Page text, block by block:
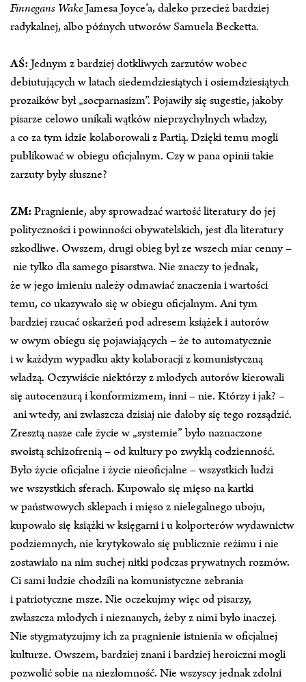
Finnegans WakeJamesa Joyce’a, daleko przecież bardziej
radykalnej, albo późnych utworów Samuela Becketta.
AŚ: Jednym z bardziej dotkliwych zarzutów wobec
debiutujących w latach siedemdziesiątych i osiemdziesiątych
prozaików był „socparnasizm”. Pojawiły się sugestie, jakoby
pisarze celowo unikali wątków nieprzychylnych władzy,
a co za tym idzie kolaborowali z Partią. Dzięki temu mogli
publikować w obiegu oficjalnym. Czy w pana opinii takie
zarzuty były słuszne?
ZM: Pragnienie, aby sprowadzać wartość literatury do jej
polityczności i powinności obywatelskich, jest dla literatury
szkodliwe. Owszem, drugi obieg był ze wszech miar cenny –
nie tylko dla samego pisarstwa. Nie znaczy to jednak,
że w jego imieniu należy odmawiać znaczenia i wartości
temu, co ukazywało się w obiegu oficjalnym. Ani tym
bardziej rzucać oskarżeń pod adresem książek i autorów
w owym obiegu się pojawiających – że to automatycznie
i w każdym wypadku akty kolaboracji z komunistyczną
władzą. Oczywiście niektórzy z młodych autorów kierowali
się autocenzurą i konformizmem, inni – nie. Którzy i jak? –
ani wtedy, ani zwłaszcza dzisiaj nie dałoby się tego rozsądzić.
Zresztą nasze całe życie w „systemie” było naznaczone
swoistą schizofrenią – od kultury po zwykłą codzienność.
Było życie oficjalne i życie nieoficjalne – wszystkich ludzi
we wszystkich sferach. Kupowało się mięso na kartki
w państwowych sklepach i mięso z nielegalnego uboju,
kupowało się książki w księgarni i u kolporterów wydawnictw
podziemnych, nie krytykowało się publicznie reżimu i nie
zostawiało na nim suchej nitki podczas prywatnych rozmów.
Ci sami ludzie chodzili na komunistyczne zebrania
i patriotyczne msze. Nie oczekujmy więc od pisarzy,
zwłaszcza młodych i nieznanych, żeby z nimi było inaczej.
Nie stygmatyzujmy ich za pragnienie istnienia w oficjalnej
kulturze. Owszem, bardziej znani i bardziej heroiczni mogli
pozwolić sobie na niezłomność. Nie wszyscy jednak zdolni